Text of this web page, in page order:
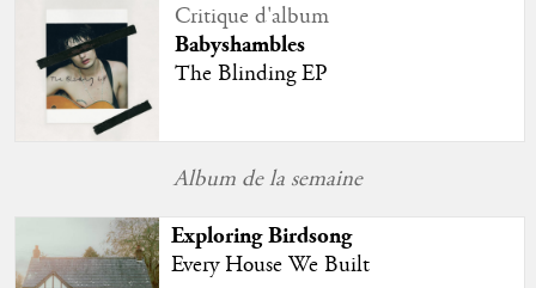
Critique d'album
Babyshambles
The Blinding EP
Album de la semaine
Exploring Birdsong
Every House We Built